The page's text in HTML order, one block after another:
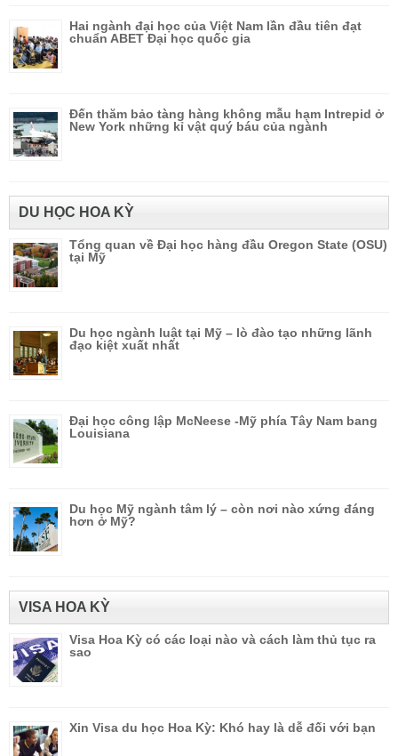
Hai ngành đại học của Việt Nam lần đầu tiên đạt
chuẩn ABET Đại học quốc gia
Đến thăm bảo tàng hàng không mẫu hạm Intrepid ở
New York những kỉ vật quý báu của ngành
DU HỌC HOA KỲ
Tổng quan về Đại học hàng đầu Oregon State (OSU)
tại Mỹ
Du học ngành luật tại Mỹ – lò đào tạo những lãnh
đạo kiệt xuất nhất
Đại học công lập McNeese -Mỹ phía Tây Nam bang
Louisiana
Du học Mỹ ngành tâm lý – còn nơi nào xứng đáng
hơn ở Mỹ?
VISA HOA KỲ
Visa Hoa Kỳ có các loại nào và cách làm thủ tục ra
sao
Xin Visa du học Hoa Kỳ: Khó hay là dễ đối với bạn